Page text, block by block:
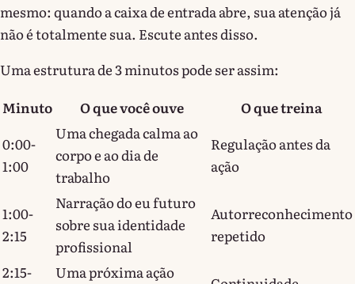
mesmo: quando a caixa de entrada abre, sua atenção já
não é totalmente sua. Escute antes disso.
Uma estrutura de 3 minutos pode ser assim:
Minuto
O que você ouve
O que treina
0:00-
1:00
Uma chegada calma ao
corpo e ao dia de
trabalho
Regulação antes da
ação
1:00-
2:15
Narração do eu futuro
sobre sua identidade
profissional
Autorreconhecimento
repetido
2:15-
Uma próxima ação